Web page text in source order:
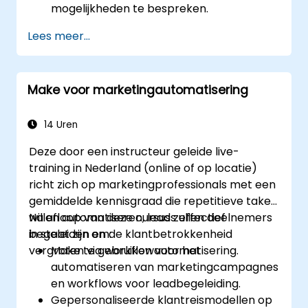
mogelijkheden te bespreken.
Lees meer...
Make voor marketingautomatisering
14 Uren
Deze door een instructeur geleide live-
training in Nederland (online of op locatie)
richt zich op marketingprofessionals met een
gemiddelde kennisgraad die repetitieve taken
willen automatiseren, leads effectief
begeleiden en de klantbetrokkenheid
vergroten via workflowautomatisering.
Na afloop van deze cursus zullen deelnemers
in staat zijn om:
Make te gebruiken voor het
automatiseren van marketingcampagnes
en workflows voor leadbegeleiding.
Gepersonaliseerde klantreismodellen op